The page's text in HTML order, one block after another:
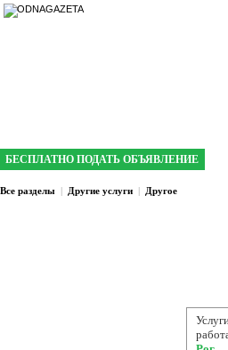
БЕСПЛАТНО ПОДАТЬ ОБЪЯВЛЕНИЕ
Все разделы | Другие услуги | Другое